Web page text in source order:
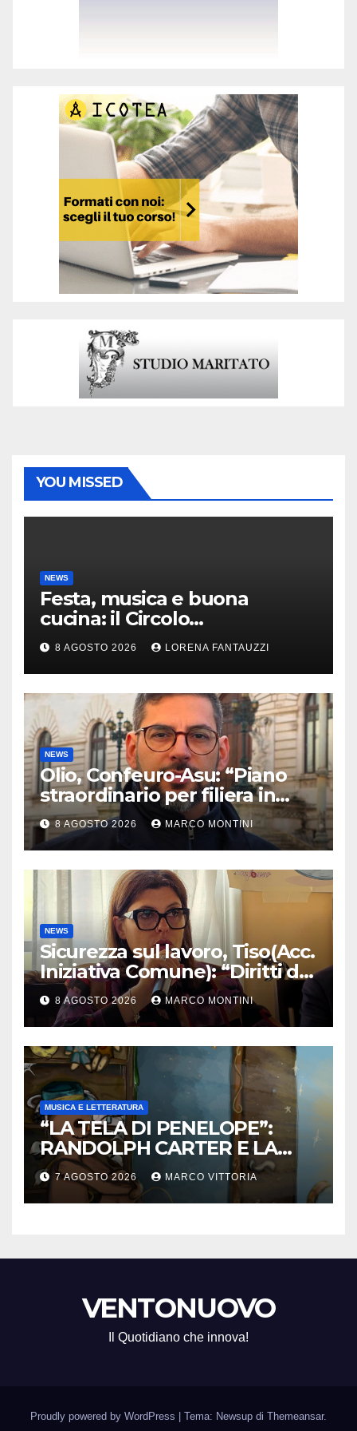
YOU MISSED
NEWS
Festa, musica e buona
cucina: il Circolo
Risorgimento di Gazzada si
accende d’estate
8 AGOSTO 2026 LORENA FANTAUZZI
NEWS
Olio, Confeuro-Asu: “Piano
straordinario per filiera in
Calabria: azioni da Regione e
Governo”
8 AGOSTO 2026 MARCO MONTINI
NEWS
Sicurezza sul lavoro, Tiso(Acc.
Iniziativa Comune): “Diritti da
tutelare ogni giorno”
8 AGOSTO 2026 MARCO MONTINI
MUSICA E LETTERATURA
“LA TELA DI PENELOPE”:
RANDOLPH CARTER E LA
ROTTURA CHE DIVENTA
LIBERTÀ
7 AGOSTO 2026 MARCO VITTORIA
VENTONUOVO
Il Quotidiano che innova!
Proudly powered by WordPress Tema: Newsup di Themeansar.